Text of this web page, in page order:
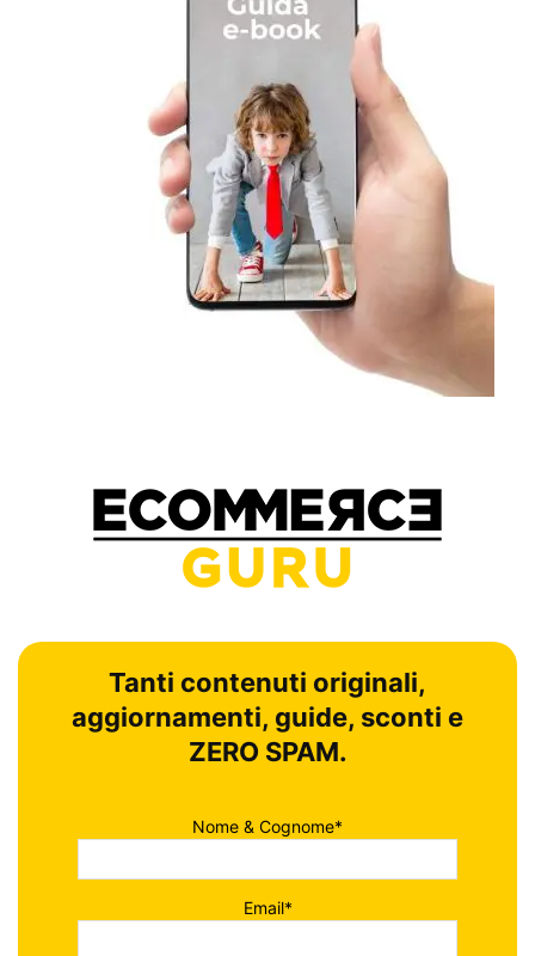
Tanti contenuti originali,
aggiornamenti, guide, sconti e
ZERO SPAM.
Nome & Cognome*
Email*